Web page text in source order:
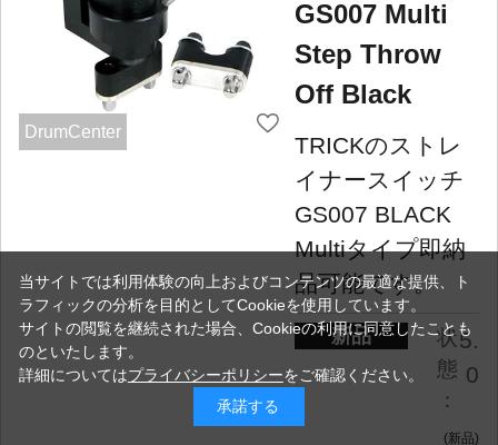
DrumCenter
GS007 Multi
Step Throw
Off Black
TRICKのストレ
イナースイッチ
GS007 BLACK
Multiタイプ即納
品可能です。
新品
状
態
：
5.
0
新品
当サイトでは利用体験の向上およびコンテンツの最適な提供、ト
ラフィックの分析を目的としてCookieを使用しています。
サイトの閲覧を継続された場合、Cookieの利用に同意したことも
のといたします。
詳細についてはプライバシーポリシーをご確認ください。
承諾する